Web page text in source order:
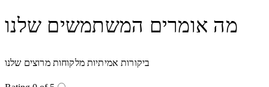
מה אומרים המשתמשים שלנו
ביקורות אמיתיות מלקוחות מרוצים שלנו